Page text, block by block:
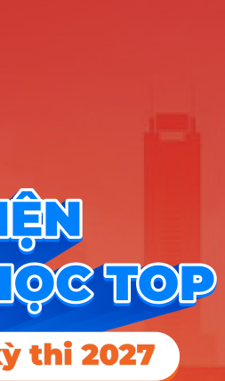
; X01
; D01
; C02
25.55
Hướng nghiệp